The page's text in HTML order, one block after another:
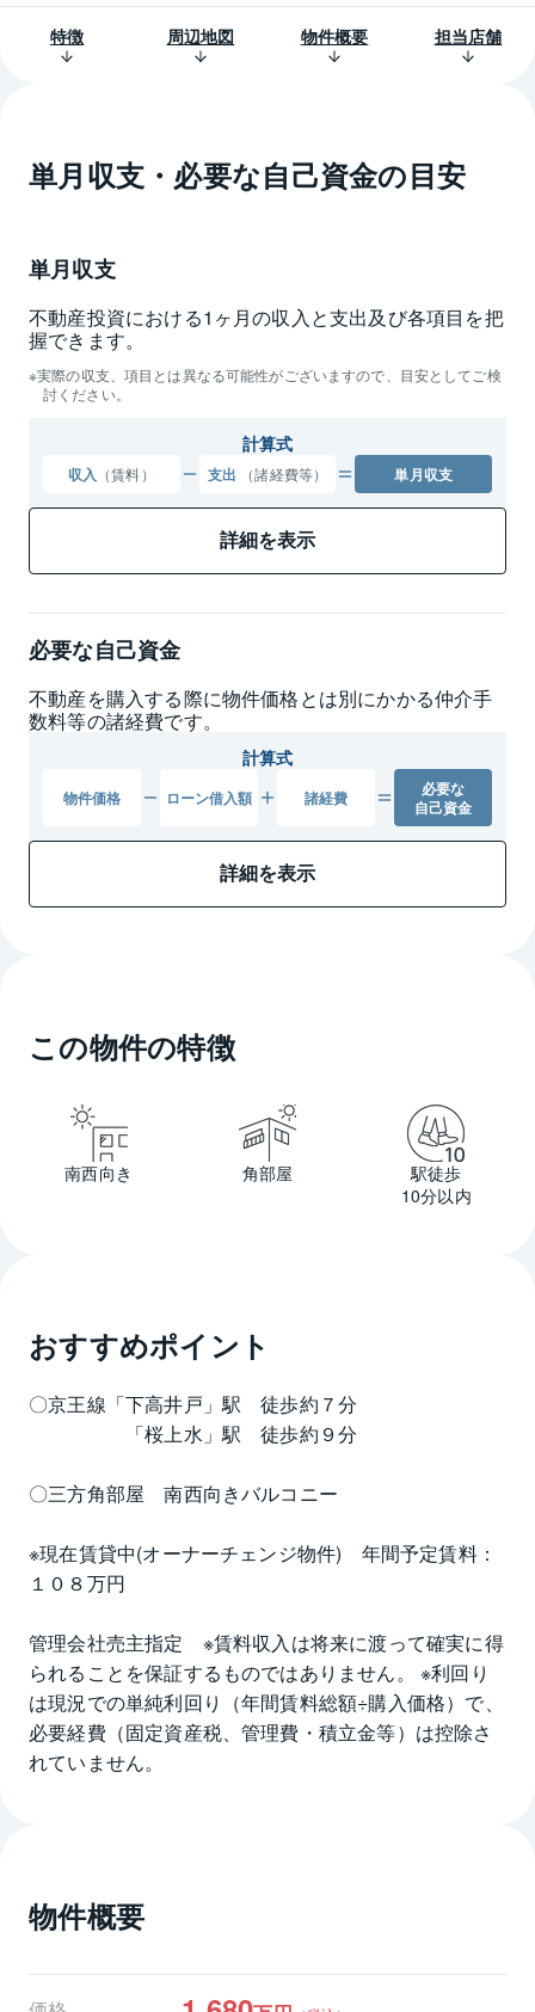
特徴 周辺地図 物件概要 担当店舗
単月収支・必要な自己資金の目安
単月収支
不動産投資における1ヶ月の収入と支出及び各項目を把
握できます。
実際の収支、項目とは異なる可能性がございますので、目安としてご検
討ください。
計算式
収入 （賃料） 支出 （諸経費等） 単月収支
詳細を表示
必要な自己資金
不動産を購入する際に物件価格とは別にかかる仲介手
数料等の諸経費です。
計算式
物件価格 ローン借入額 諸経費
必要な
自己資金
詳細を表示
この物件の特徴
南西向き 角部屋
駅徒歩
10分以内
おすすめポイント
〇京王線「下高井戸」駅　徒歩約７分
「桜上水」駅　徒歩約９分
〇三方角部屋　南西向きバルコニー
※現在賃貸中(オーナーチェンジ物件)　年間予定賃料：
１０８万円
管理会社売主指定　※賃料収入は将来に渡って確実に得
られることを保証するものではありません。 ※利回り
は現況での単純利回り（年間賃料総額÷購入価格）で、
必要経費（固定資産税、管理費・積立金等）は控除さ
れていません。
物件概要